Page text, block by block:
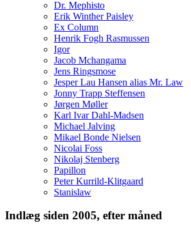
Dr. Mephisto
Erik Winther Paisley
Ex Column
Henrik Fogh Rasmussen
Igor
Jacob Mchangama
Jens Ringsmose
Jesper Lau Hansen alias Mr. Law
Jonny Trapp Steffensen
Jørgen Møller
Karl Ivar Dahl-Madsen
Michael Jalving
Mikael Bonde Nielsen
Nicolai Foss
Nikolaj Stenberg
Papillon
Peter Kurrild-Klitgaard
Stanislaw
Indlæg siden 2005, efter måned